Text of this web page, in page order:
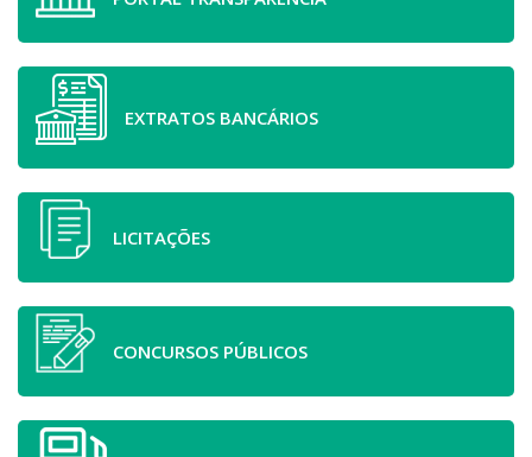
EXTRATOS BANCÁRIOS
LICITAÇÕES
CONCURSOS PÚBLICOS